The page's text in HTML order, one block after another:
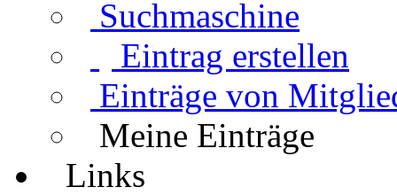
Suchmaschine
Eintrag erstellen
Einträge von
Meine Einträge
Links